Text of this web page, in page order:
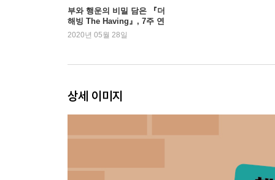
대화에 숨어있는 부정적 감정
말하기 태도를 결정하는 존재 방식
존재 방식에 영향을 미치는 것들
추구하는 가치관과 태도의 불일치
STEP3 한눈에 보기
부와 행운의 비밀 담은 『더
해빙 The Having』, 7주 연
속 1위
2020년 05월 28일
상세 이미지